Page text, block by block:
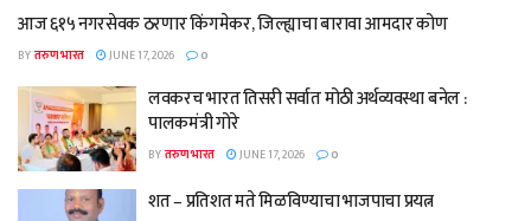
आज ६१५ नगरसेवक ठरणार किंगमेकर, जिल्ह्याचा बारावा आमदार कोण
BYतरुण भारत JUNE 17, 2026 0
लवकरच भारत तिसरी सर्वात मोठी अर्थव्यवस्था बनेल :
पालकमंत्री गोरे
BYतरुण भारत JUNE 17, 2026 0
शत – प्रतिशत मते मिळविण्याचा भाजपाचा प्रयत्न